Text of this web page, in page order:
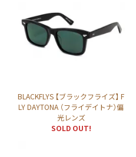
BLACKFLYS 【ブラックフライズ】 F
LY DAYTONA （フライデイトナ）偏
光レンズ
SOLD OUT!